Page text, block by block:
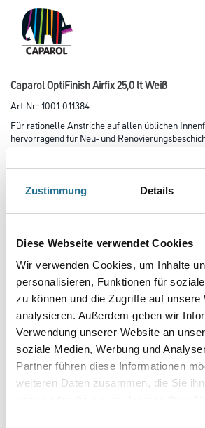
Zustimmung Details
Diese Webseite verwendet Cookies
Wir verwenden Cookies, um Inhalte
personalisieren, Funktionen für
zu können und die Zugriffe auf unsere
analysieren. Außerdem geben wir
Verwendung unserer Website an
soziale Medien, Werbung und
Partner führen diese Informationen
weiteren Daten zusammen, die Sie
Caparol OptiFinish Airfix 25,0 lt Weiß
Art-Nr.:1001-011384
Für rationelle Anstriche auf allen üblichen
hervorragend für Neu- und
Glanzgrad
Gebinde
Umrechnungsfaktoren